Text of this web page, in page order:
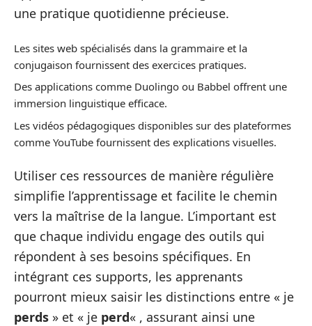
une pratique quotidienne précieuse.
Les sites web spécialisés dans la grammaire et la
conjugaison fournissent des exercices pratiques.
Des applications comme Duolingo ou Babbel offrent une
immersion linguistique efficace.
Les vidéos pédagogiques disponibles sur des plateformes
comme YouTube fournissent des explications visuelles.
Utiliser ces ressources de manière régulière
simplifie l’apprentissage et facilite le chemin
vers la maîtrise de la langue. L’important est
que chaque individu engage des outils qui
répondent à ses besoins spécifiques. En
intégrant ces supports, les apprenants
pourront mieux saisir les distinctions entre « je
perds » et « je perd« , assurant ainsi une